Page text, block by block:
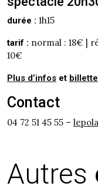
durée : 1h15
tarif : normal : 18€ |
10€
Plus d’infos et
Contact
04 72 51 45 55 –
Autres